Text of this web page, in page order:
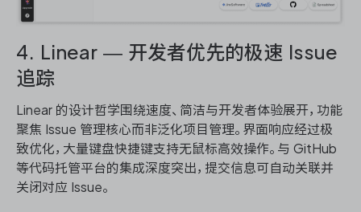
4. Linear — 开发者优先的极速 Issue
追踪
Linear 的设计哲学围绕速度、简洁与开发者体验展开，功能
聚焦 Issue 管理核心而非泛化项目管理。界面响应经过极
致优化，大量键盘快捷键支持无鼠标高效操作。与 GitHub
等代码托管平台的集成深度突出，提交信息可自动关联并
关闭对应 Issue。